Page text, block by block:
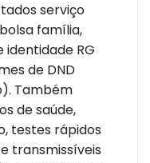
serviço
família,
RG
de DND
Também
de saúde,
testes rápidos
transmissíveis